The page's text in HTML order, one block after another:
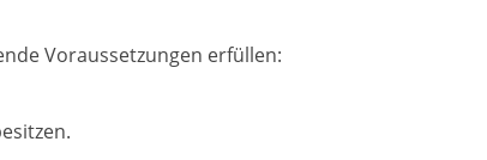
Voraussetzungen erfüllen: